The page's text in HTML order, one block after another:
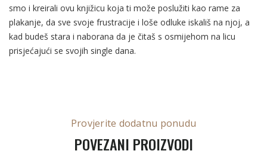
smo i kreirali ovu knjižicu koja ti može poslužiti kao rame za
plakanje, da sve svoje frustracije i loše odluke iskališ na njoj, a
kad budeš stara i naborana da je čitaš s osmijehom na licu
prisjećajući se svojih single dana.
Provjerite dodatnu ponudu
POVEZANI PROIZVODI